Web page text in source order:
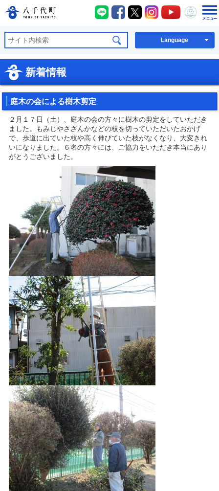
八千代町公式ホームページ
八千代町LINE
八千代町Facebook
八千代町X八千代町Instagram
八千代町
八千
Language
新着情報
庭木の会による樹木剪定
２月１７日（土）、庭木の会の方々に樹木の剪定をしていただき
ました。もみじやさざんかなどの枝を切っていただいたおかげ
で、歩道に出ていた枝や高く伸びていた枝がなくなり、大変きれ
いになりました。６名の方々には、ご協力をいただき本当にあり
がとうございました。